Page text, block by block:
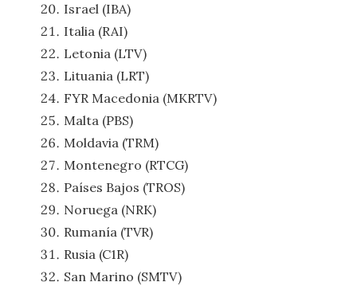
Israel (IBA)
Italia (RAI)
Letonia (LTV)
Lituania (LRT)
FYR Macedonia (MKRTV)
Malta (PBS)
Moldavia (TRM)
Montenegro (RTCG)
Países Bajos (TROS)
Noruega (NRK)
Rumanía (TVR)
Rusia (C1R)
San Marino (SMTV)